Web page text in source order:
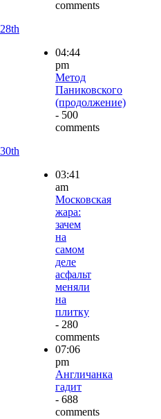
comments
28th
04:44
pm
Метод
Паниковского
(продолжение)
- 500
comments
30th
03:41
am
Московская
жара:
зачем
на
самом
деле
асфальт
меняли
на
плитку
- 280
comments
07:06
pm
Англичанка
гадит
- 688
comments